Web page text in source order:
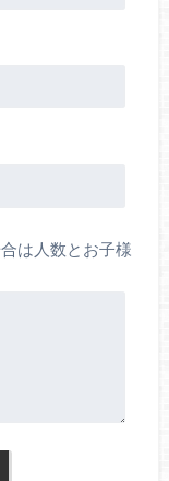
は人数とお子様